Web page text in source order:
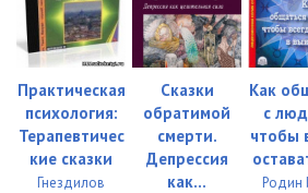
Практическая
психология:
Терапевтичес
кие сказки
Гнездилов
Сказки
обратимой
смерти.
Депрессия
как...
Как
с
чтобы
Родин